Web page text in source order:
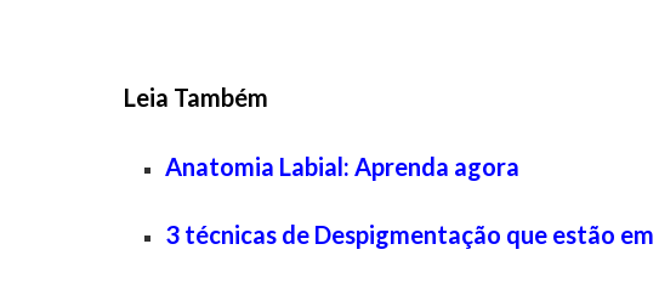
Leia Também
Anatomia Labial: Aprenda agora
3 técnicas de Despigmentação que estão